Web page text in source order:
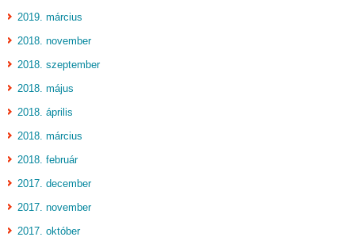
2019. március
2018. november
2018. szeptember
2018. május
2018. április
2018. március
2018. február
2017. december
2017. november
2017. október